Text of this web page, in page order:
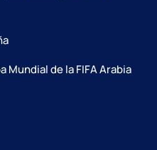
Mundial de la FIFA Arabia